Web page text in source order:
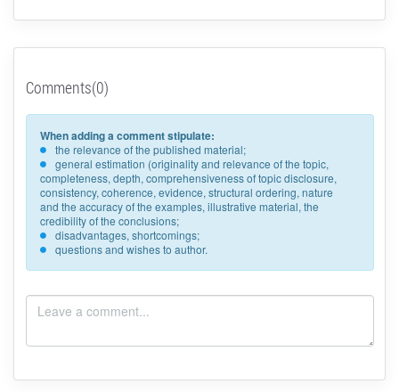
Comments(0)
When adding a comment stipulate:
the relevance of the published material;
general estimation (originality and relevance of the topic,
completeness, depth, comprehensiveness of topic disclosure,
consistency, coherence, evidence, structural ordering, nature
and the accuracy of the examples, illustrative material, the
credibility of the conclusions;
disadvantages, shortcomings;
questions and wishes to author.